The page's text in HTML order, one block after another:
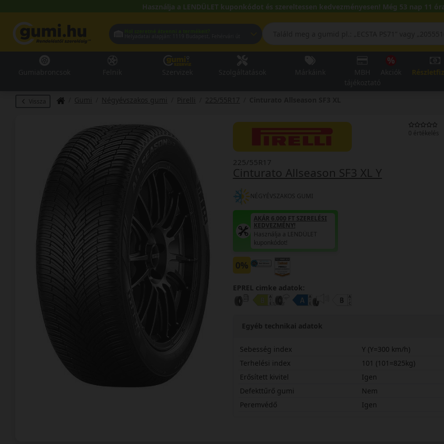
Használja a LENDÜLET kuponkódot és szereltessen kedvezményesen! Még 53 nap 11
Vissza Gumi Négyévszakos gumi Pirelli 225/55R17
0 értékelés
Cinturato Allseason SF3 XL Y
225/55R17
NÉGYÉVSZAKOS GUMI
AKÁR 6.000 FT SZERELÉSI
KEDVEZMÉNY!
Használja a LENDÜLET
kuponkódot!
0%
EPREL cimke adatok:
Egyéb technikai adatok
Sebesség index
Y (Y=300 km/h)
Terhelési index
101 (101=825kg)
Erősített kivitel
Igen
Defekttűrő gumi
Nem
Peremvédő
Igen